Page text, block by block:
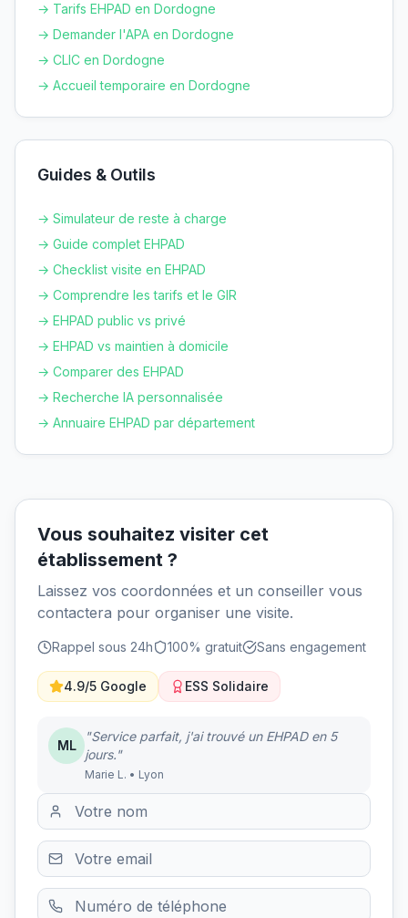
→ Tarifs EHPAD en Dordogne
→ Demander l'APA en Dordogne
→ CLIC en Dordogne
→ Accueil temporaire en Dordogne
Guides & Outils
→ Simulateur de reste à charge
→ Guide complet EHPAD
→ Checklist visite en EHPAD
→ Comprendre les tarifs et le GIR
→ EHPAD public vs privé
→ EHPAD vs maintien à domicile
→ Comparer des EHPAD
→ Recherche IA personnalisée
→ Annuaire EHPAD par département
Vous souhaitez visiter cet
établissement ?
Laissez vos coordonnées et un conseiller vous
contactera pour organiser une visite.
Rappel sous 24h 100% gratuit Sans engagement
4.9/5 Google ESS Solidaire
ML
"Service parfait, j'ai trouvé un EHPAD en 5
jours."
Marie L. • Lyon